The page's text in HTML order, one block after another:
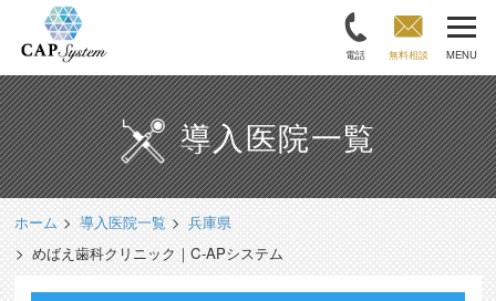
電話 無料相談 MENU
導入医院一覧
ホーム 導入医院一覧
兵庫県
めばえ歯科クリニック｜C-APシステム